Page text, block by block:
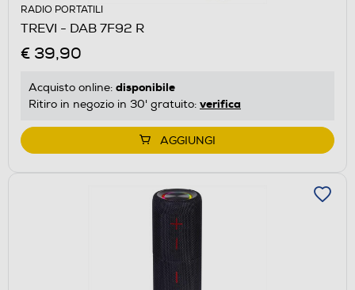
RADIO PORTATILI
TREVI - DAB 7F92 R
€ 39,90
Acquisto online: disponibile
Ritiro in negozio in 30' gratuito: verifica
AGGIUNGI